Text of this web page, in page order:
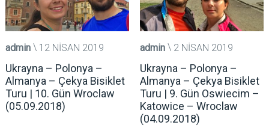
admin 12 NISAN 2019
Ukrayna – Polonya –
Almanya – Çekya Bisiklet
Turu | 10. Gün Wroclaw
(05.09.2018)
admin 2 NISAN 2019
Ukrayna – Polonya –
Almanya – Çekya Bisiklet
Turu | 9. Gün Oswiecim –
Katowice – Wroclaw
(04.09.2018)